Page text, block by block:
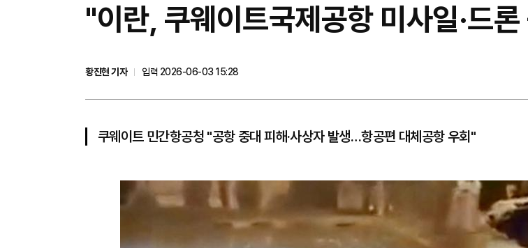
"이란, 쿠웨이트국제공항 미사일·드
황진현 기자
입력 2026-06-03 15:28
쿠웨이트 민간항공청 "공항 중대 피해·사상자 발생…항공편 대체공항 우회"